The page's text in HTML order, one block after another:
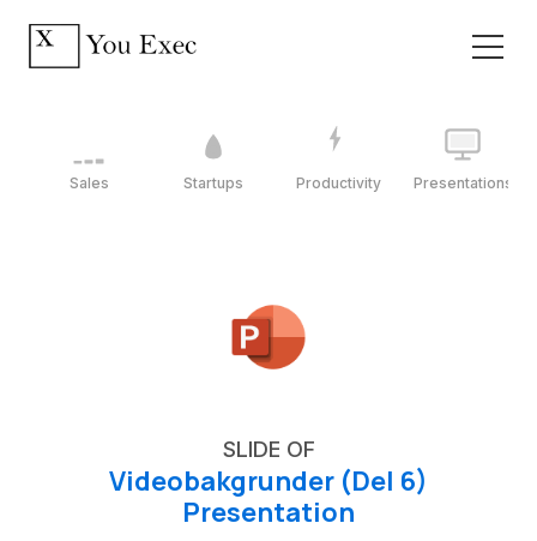
Sales Startups Productivity Presentations
SLIDE OF
Videobakgrunder (Del 6)
Presentation